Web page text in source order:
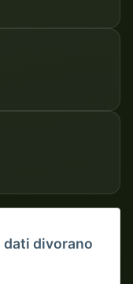
dati divorano